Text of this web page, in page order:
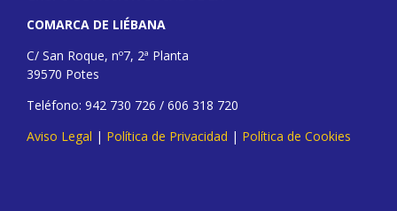
COMARCA DE LIÉBANA
C/ San Roque, nº7, 2ª Planta
39570 Potes
Teléfono: 942 730 726 / 606 318 720
Aviso Legal | Política de Privacidad | Política de Cookies